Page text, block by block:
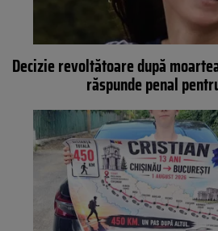
Decizie revoltătoare după
răspunde penal